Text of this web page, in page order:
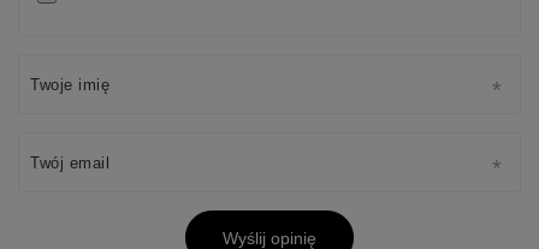
Twoje imię
Twój email
Wyślij opinię